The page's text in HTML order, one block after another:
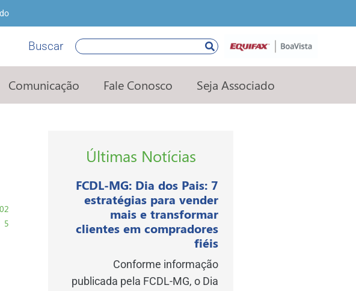
Buscar Pesquisar
Comunicação Fale Conosco Seja Associado
5
Últimas Notícias
FCDL-MG: Dia dos Pais: 7
estratégias para vender
mais e transformar
clientes em compradores
fiéis
Conforme informação
publicada pela FCDL-MG, o Dia